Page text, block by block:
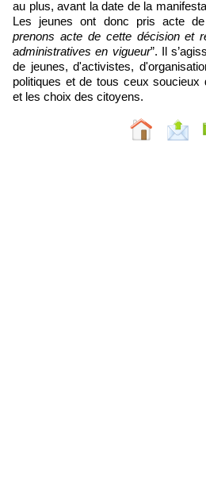
au plus, avant la date de la
Les jeunes ont donc pris acte
prenons acte de cette décision et
administratives en vigueur”. Il
de jeunes, d'activistes,
politiques et de tous ceux soucieux
et les choix des citoyens.